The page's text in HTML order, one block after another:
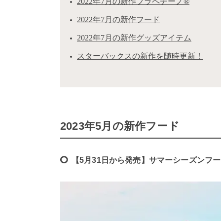
2022年7月の新作フード
2022年7月の新作グッズアイテム
スターバックスの新作を随時更新！
2023年5月の新作フード
【5月31日から発売】サマーシーズンフ